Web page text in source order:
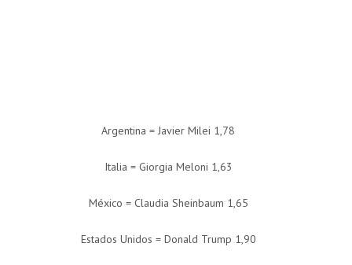
Argentina = Javier Milei 1,78
Italia = Giorgia Meloni 1,63
México = Claudia Sheinbaum 1,65
Estados Unidos = Donald Trump 1,90